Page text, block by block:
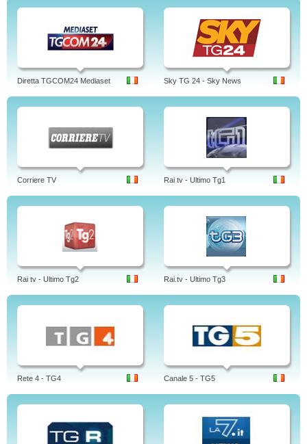
Diretta TGCOM24 Mediaset Sky TG 24 - Sky News
Corriere TV Rai tv - Ultimo Tg1
Rai tv - Ultimo Tg2 Rai.tv - Ultimo Tg3
Rete 4 - TG4 Canale 5 - TG5